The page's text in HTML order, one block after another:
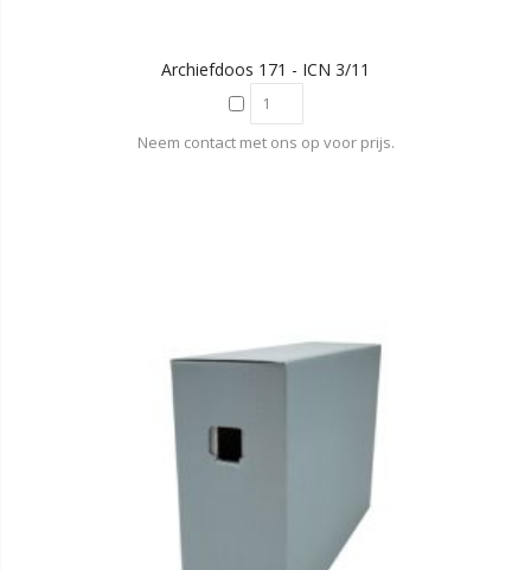
Archiefdoos 171 - ICN 3/11
Neem contact met ons op voor prijs.